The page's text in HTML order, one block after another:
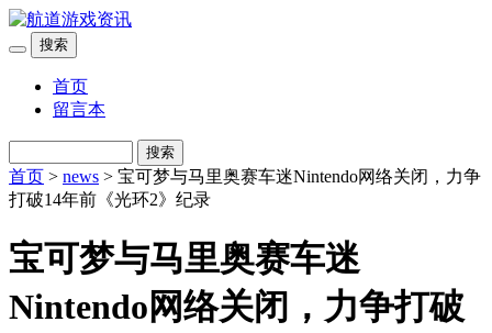
搜索
首页
留言本
搜索
首页 > news > 宝可梦与马里奥赛车迷Nintendo网络关闭，力争
打破14年前《光环2》纪录
宝可梦与马里奥赛车迷
Nintendo网络关闭，力争打破